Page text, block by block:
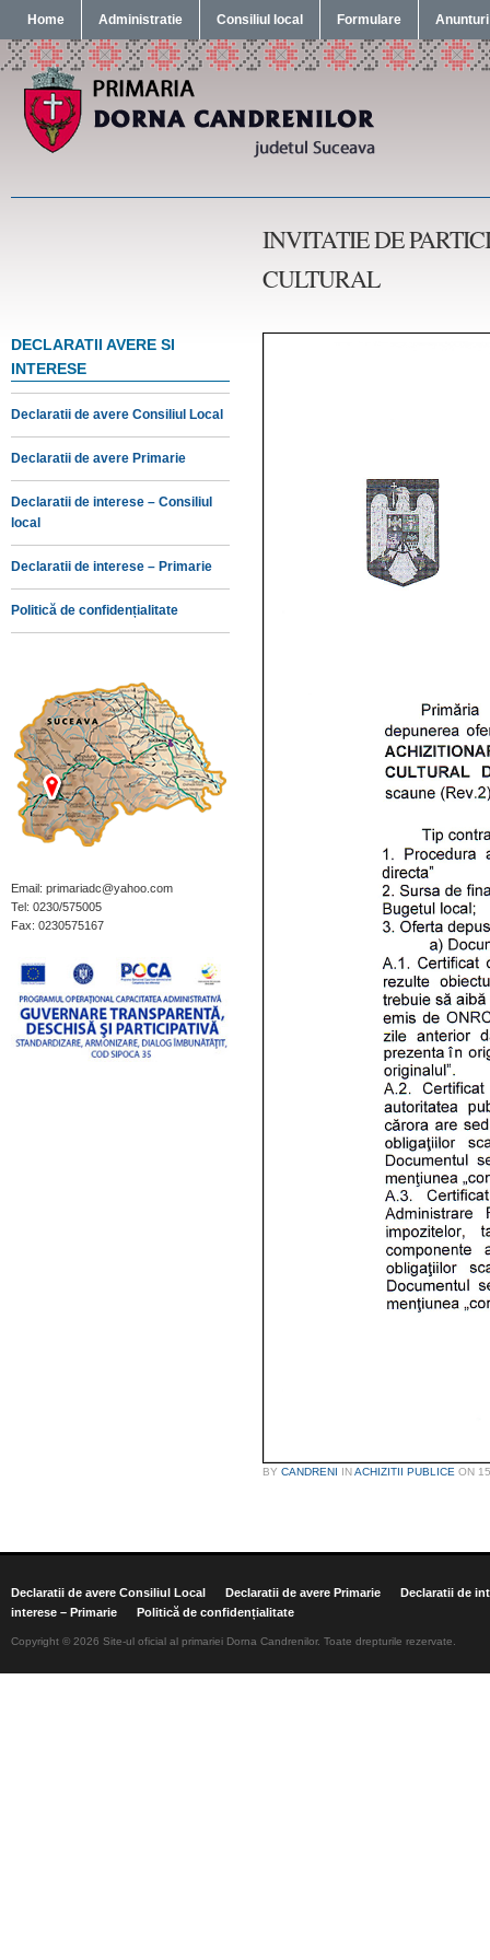
Home Administratie Consiliul local Formulare Anunturi
INVITATIE DE
CULTURAL
DECLARATII AVERE SI
INTERESE
Declaratii de avere Consiliul Local
Declaratii de avere Primarie
Declaratii de interese – Consiliul
local
Declaratii de interese – Primarie
Politică de confidențialitate
Email: primariadc@yahoo.com
Tel: 0230/575005
Fax: 0230575167
BY CANDRENI INACHIZITII PUBLICE ON
Declaratii de avere Consiliul Local Declaratii de avere Primarie
Declaratii de
interese – Primarie
Politică de confidențialitate
Copyright © 2026 Site-ul oficial al primariei Dorna Candrenilor. Toate drepturile rezervate.